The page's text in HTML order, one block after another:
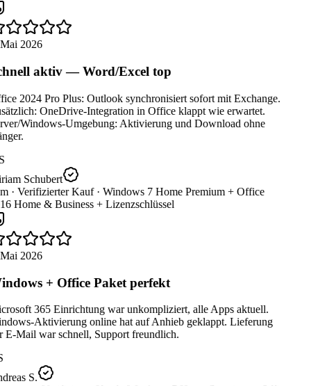
2026
aktiv — Word/Excel top
2024 Pro Plus: Outlook synchronisiert sofort mit Exchange.
OneDrive-Integration in Office klappt wie erwartet.
Windows-Umgebung: Aktivierung und Download ohne
Schubert
· Verifizierter Kauf · Windows 7 Home Premium + Office
Home & Business + Lizenzschlüssel
2026
+ Office Paket perfekt
365 Einrichtung war unkompliziert, alle Apps aktuell.
Aktivierung online hat auf Anhieb geklappt. Lieferung
E-Mail war schnell, Support freundlich.
S.